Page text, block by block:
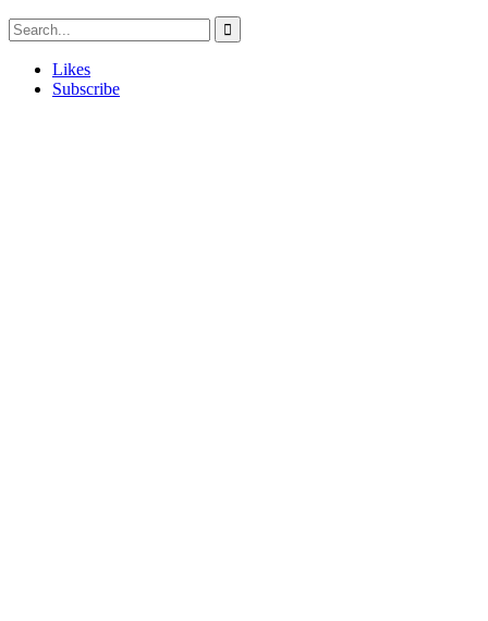
Likes
Subscribe